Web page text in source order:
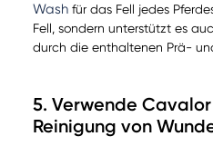
Wash für das Fell jedes
Fell, sondern unterstützt es
durch die enthaltenen Prä-
5. Verwende
Reinigung von